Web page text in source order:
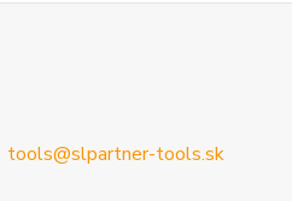
tools@slpartner-tools.sk